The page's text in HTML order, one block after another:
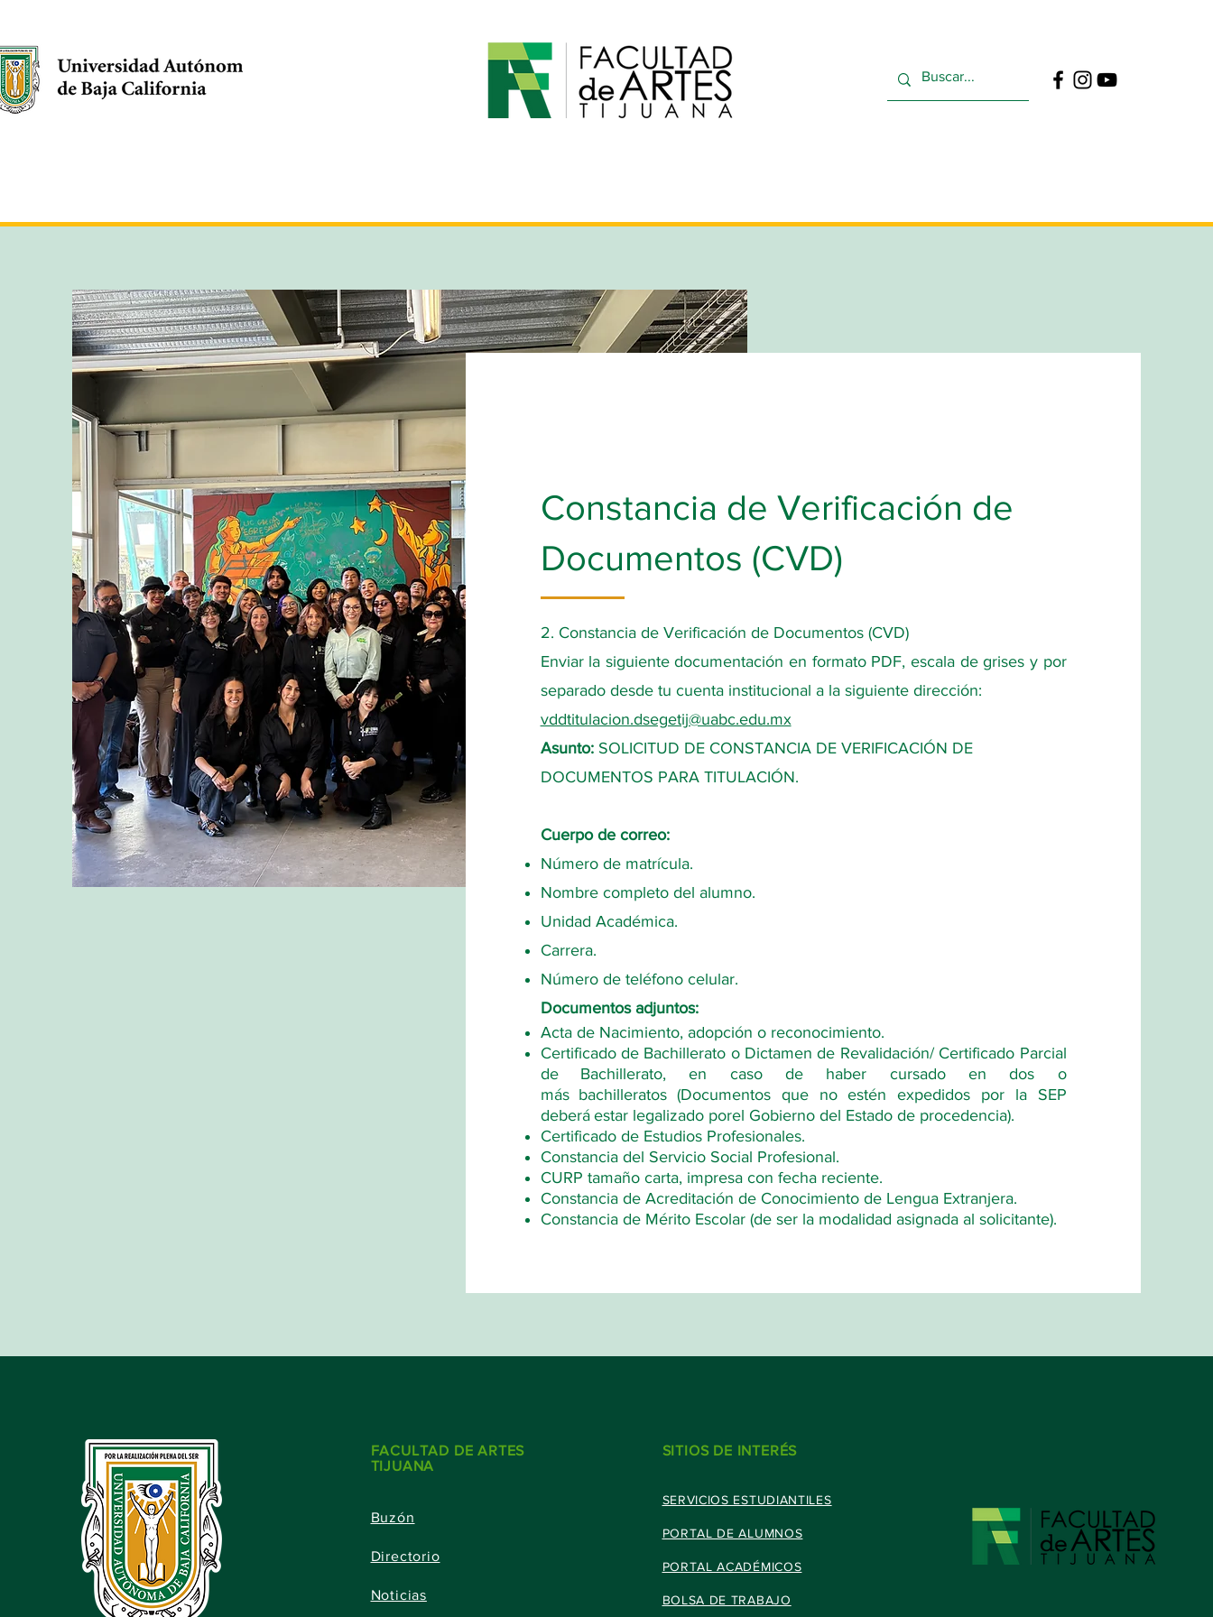
Constancia de Verificación de
Documentos (CVD)
2. Constancia de Verificación de Documentos (CVD)
Enviar la siguiente documentación en formato PDF, escala de grises y por
separado desde tu cuenta institucional a la siguiente dirección:
vddtitulacion.dsegetij@uabc.edu.mx
Asunto:SOLICITUD DE CONSTANCIA DE VERIFICACIÓN DE
DOCUMENTOS PARA TITULACIÓN.
Cuerpo de correo:
Número de matrícula.
Nombre completo del alumno.
Unidad Académica.
Carrera.
Número de teléfono celular.
Documentos adjuntos:
Acta de Nacimiento, adopción o reconocimiento.
Certificado de Bachillerato o Dictamen de Revalidación/ Certificado Parcial
de
Bachillerato, en caso de haber cursado en dos o
más bachilleratos (Documentos que no estén expedidos por la SEP
deberá estar legalizado porel Gobierno del Estado de procedencia).
Certificado de Estudios Profesionales.
Constancia del Servicio Social Profesional.
CURP tamaño carta, impresa con fecha reciente.
Constancia de Acreditación de Conocimiento de Lengua Extranjera.
Constancia de Mérito Escolar (de ser la modalidad asignada al solicitante).
FACULTAD DE ARTES
TIJUANA
Buzón
Directorio
Noticias
SITIOS DE INTERÉS
SERVICIOS ESTUDIANTILES
PORTAL DE ALUMNOS
PORTAL ACADÉMICOS
BOLSA DE TRABAJO